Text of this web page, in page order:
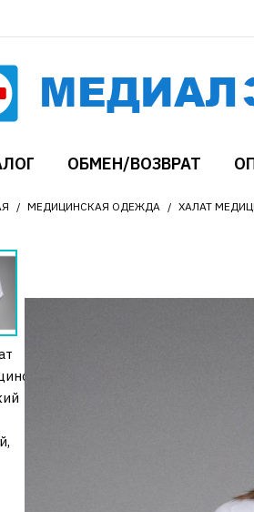
ОБМЕН/ВОЗВРАТ
МЕДИЦИНСКАЯ ОДЕЖДА ХАЛАТ